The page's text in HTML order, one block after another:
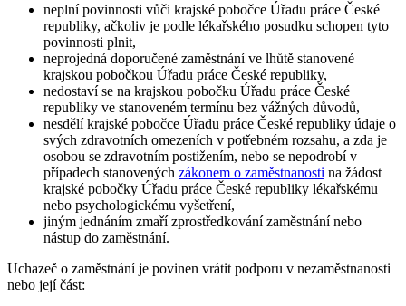
neplní povinnosti vůči krajské pobočce Úřadu práce České
republiky, ačkoliv je podle lékařského posudku schopen tyto
povinnosti plnit,
neprojedná doporučené zaměstnání ve lhůtě stanovené
krajskou pobočkou Úřadu práce České republiky,
nedostaví se na krajskou pobočku Úřadu práce České
republiky ve stanoveném termínu bez vážných důvodů,
nesdělí krajské pobočce Úřadu práce České republiky údaje o
svých zdravotních omezeních v potřebném rozsahu, a zda je
osobou se zdravotním postižením, nebo se nepodrobí v
případech stanovených zákonem o zaměstnanosti na žádost
krajské pobočky Úřadu práce České republiky lékařskému
nebo psychologickému vyšetření,
jiným jednáním zmaří zprostředkování zaměstnání nebo
nástup do zaměstnání.
Uchazeč o zaměstnání je povinen vrátit podporu v nezaměstnanosti
nebo její část: